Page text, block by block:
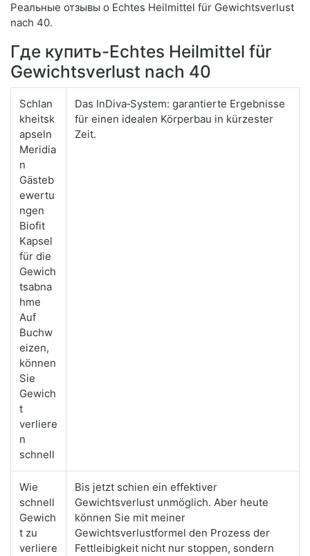
Реальные отзывы о Echtes Heilmittel für Gewichtsverlust
nach 40.
Где купить-Echtes Heilmittel für
Gewichtsverlust nach 40
Schlan
kheitsk
apseln
Meridia
n
Gästeb
ewertu
ngen
Biofit
Kapsel
für die
Gewich
tsabna
hme
Auf
Buchw
eizen,
können
Sie
Gewich
t
verliere
n
schnell
Das InDiva‑System: garantierte Ergebnisse
für einen idealen Körperbau in kürzester
Zeit.
Wie
schnell
Gewich
t zu
verliere
Bis jetzt schien ein effektiver
Gewichtsverlust unmöglich. Aber heute
können Sie mit meiner
Gewichtsverlustformel den Prozess der
Fettleibigkeit nicht nur stoppen, sondern